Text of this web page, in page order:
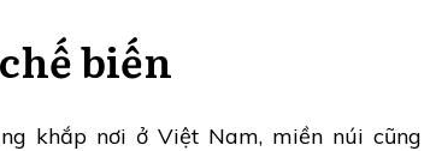
biến
khắp nơi ở Việt Nam, miền núi cũng